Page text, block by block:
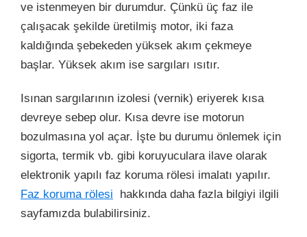
ve istenmeyen bir durumdur. Çünkü üç faz ile
çalışacak şekilde üretilmiş motor, iki faza
kaldığında şebekeden yüksek akım çekmeye
başlar. Yüksek akım ise sargıları ısıtır.
Isınan sargılarının izolesi (vernik) eriyerek kısa
devreye sebep olur. Kısa devre ise motorun
bozulmasına yol açar. İşte bu durumu önlemek için
sigorta, termik vb. gibi koruyuculara ilave olarak
elektronik yapılı faz koruma rölesi imalatı yapılır.
Faz koruma rölesi hakkında daha fazla bilgiyi ilgili
sayfamızda bulabilirsiniz.